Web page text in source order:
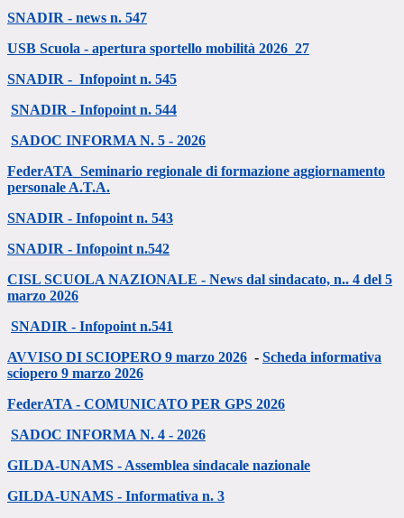
SNADIR - news n. 547
USB Scuola - apertura sportello mobilità 2026_27
SNADIR - Infopoint n. 545
SNADIR - Infopoint n. 544
SADOC INFORMA N. 5 - 2026
FederATA_Seminario regionale di formazione aggiornamento
personale A.T.A.
SNADIR - Infopoint n. 543
SNADIR - Infopoint n.542
CISL SCUOLA NAZIONALE - News dal sindacato, n.. 4 del 5
marzo 2026
SNADIR - Infopoint n.541
AVVISO DI SCIOPERO 9 marzo 2026 - Scheda informativa
sciopero 9 marzo 2026
FederATA - COMUNICATO PER GPS 2026
SADOC INFORMA N. 4 - 2026
GILDA-UNAMS - Assemblea sindacale nazionale
GILDA-UNAMS - Informativa n. 3